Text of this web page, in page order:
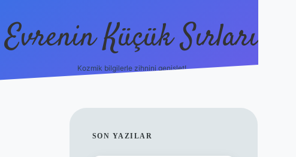
Evrenin Küçük Sırları
Kozmik bilgilerle zihnini genişlet!
SIDEBAR
SON YAZILAR
ilbet casino